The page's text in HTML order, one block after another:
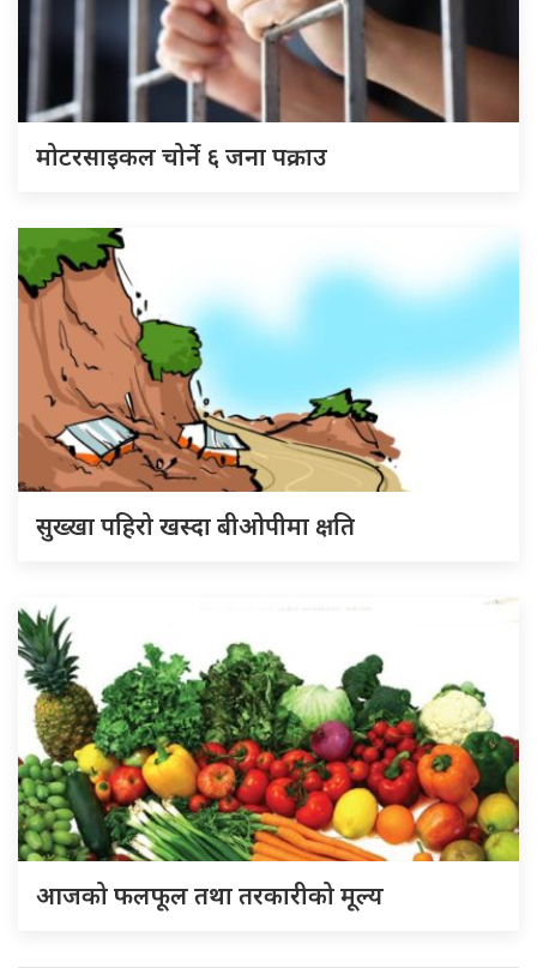
मोटरसाइकल चोर्ने ६ जना पक्राउ
सुख्खा पहिरो खस्दा बीओपीमा क्षति
आजको फलफूल तथा तरकारीको मूल्य